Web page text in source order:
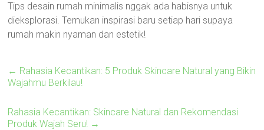
Tips desain rumah minimalis nggak ada habisnya untuk
dieksplorasi. Temukan inspirasi baru setiap hari supaya
rumah makin nyaman dan estetik!
← Rahasia Kecantikan: 5 Produk Skincare Natural yang Bikin
Wajahmu Berkilau!
Rahasia Kecantikan: Skincare Natural dan Rekomendasi
Produk Wajah Seru! →